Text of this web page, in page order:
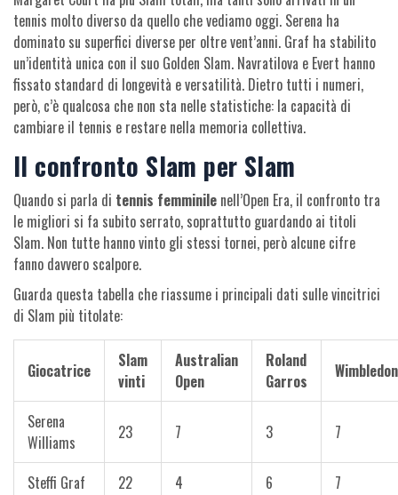
tennis molto diverso da quello che vediamo oggi. Serena ha
dominato su superfici diverse per oltre vent’anni. Graf ha stabilito
un’identità unica con il suo Golden Slam. Navratilova e Evert hanno
fissato standard di longevità e versatilità. Dietro tutti i numeri,
però, c’è qualcosa che non sta nelle statistiche: la capacità di
cambiare il tennis e restare nella memoria collettiva.
Il confronto Slam per Slam
Quando si parla di tennis femminile nell’Open Era, il confronto tra
le migliori si fa subito serrato, soprattutto guardando ai titoli
Slam. Non tutte hanno vinto gli stessi tornei, però alcune cifre
fanno davvero scalpore.
Guarda questa tabella che riassume i principali dati sulle vincitrici
di Slam più titolate:
Giocatrice
Slam
vinti
Australian
Open
Roland
Garros
Wimbledon
Serena
Williams
23 7 3 7
Steffi Graf 22 4 6
7